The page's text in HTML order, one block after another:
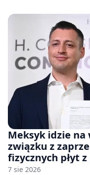
Meksyk idzie na
związku z
fizycznych płyt
7 sie 2026